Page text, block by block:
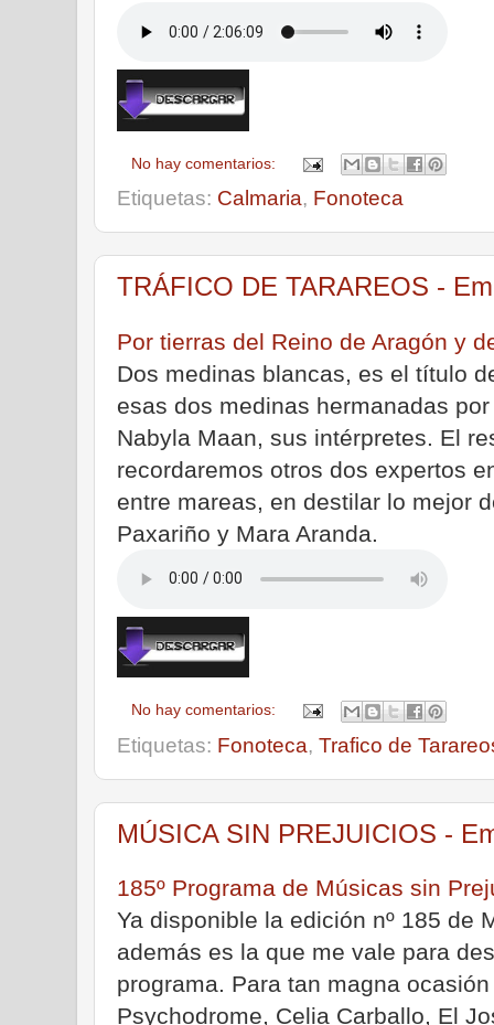
No hay comentarios:
Etiquetas: Calmaria, Fonoteca
TRÁFICO DE TARAREOS -
Por tierras del Reino de Aragón y
Dos medinas blancas, es el título
esas dos medinas hermanadas
Nabyla Maan, sus intérpretes. El
recordaremos otros dos expertos
entre mareas, en destilar lo mejor
Paxariño y Mara Aranda.
No hay comentarios:
Etiquetas: Fonoteca, Trafico de
MÚSICA SIN PREJUICIOS -
185º Programa de Músicas sin
Ya disponible la edición nº 185 de
además es la que me vale para
programa. Para tan magna
Psychodrome, Celia Carballo, El